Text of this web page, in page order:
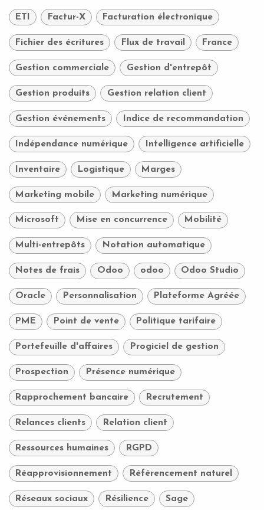
ETI Factur-X Facturation électronique
Fichier des écritures Flux de travail France
Gestion commerciale Gestion d'entrepôt
Gestion produits Gestion relation client
Gestion événements Indice de recommandation
Indépendance numérique Intelligence artificielle
Inventaire Logistique Marges
Marketing mobile Marketing numérique
Microsoft Mise en concurrence Mobilité
Multi-entrepôts Notation automatique
Notes de frais Odoo odoo Odoo Studio
Oracle Personnalisation Plateforme Agréée
PME Point de vente Politique tarifaire
Portefeuille d'affaires Progiciel de gestion
Prospection Présence numérique
Rapprochement bancaire Recrutement
Relances clients Relation client
Ressources humaines RGPD
Réapprovisionnement Référencement naturel
Réseaux sociaux Résilience Sage